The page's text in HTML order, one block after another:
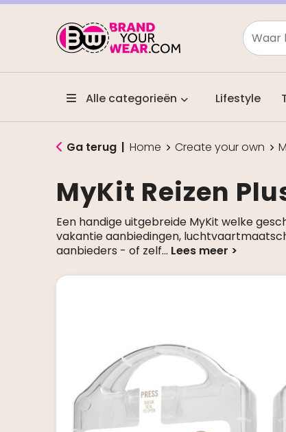
Alle categorieën Lifestyle
Ga terug | Home Create your own
MyKit Reizen
Een handige uitgebreide MyKit welke
vakantie aanbiedingen,
aanbieders - of zelf...